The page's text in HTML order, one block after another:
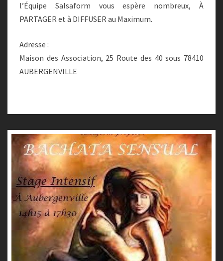
l’Équipe Salsaform vous espère nombreux, À
PARTAGER et à DIFFUSER au Maximum.
Adresse :
Maison des Association, 25 Route des 40 sous 78410
AUBERGENVILLE